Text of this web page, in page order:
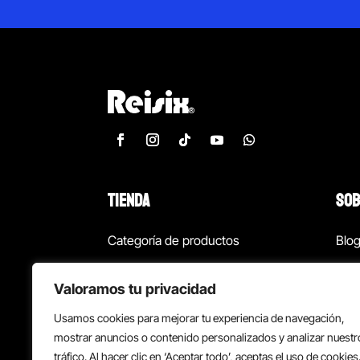
Valoramos tu privacidad
Usamos cookies para mejorar tu experiencia de navegación,
mostrar anuncios o contenido personalizados y analizar
tráfico. Al hacer clic en ‘Aceptar todo’, aceptas el uso de cookies.
TIENDA
Categoría de productos
¡Las mejores ofertas!
Back to school
Blog